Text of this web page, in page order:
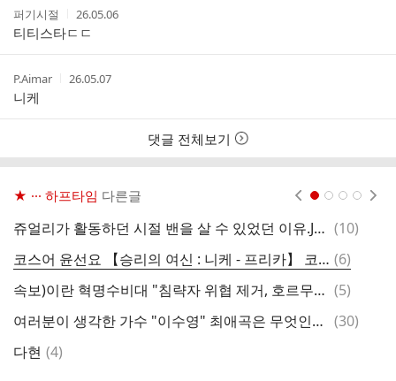
작
성
자
퍼기시절
작
성
시
간
26.05.06
티티스타ㄷㄷ
작
성
자
P.Aimar
작
간
26.05.07
니케
댓글 전체보기
★ ··· 하프타임 다른글
쥬얼리가 활동하던 시절 밴을 살 수 있었던 이유.JPG 댓
(10)
코스어 윤선요 【승리의 여신 : 니케 - 프리카】 코스프레.gif 댓
글
(6)
속보)이란 혁명수비대 "침략자 위협 제거, 호르무즈 통항 보장" 댓
(5)
여러분이 생각한 가수 "이수영" 최애곡은 무엇인가요.??? 댓
(30)
다현 댓
(4)